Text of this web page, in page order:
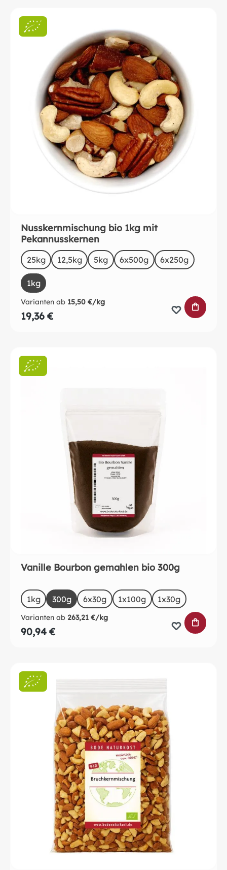
Nusskernmischung bio 1kg mit
Pekannusskernen
Sizeauswählen
25kg 12,5kg 5kg 6x500g 6x250g
1kg
Varianten ab 15,50 €/kg
19,36 €
IN DEN
Vanille Bourbon gemahlen bio 300g
Sizeauswählen
1kg 300g 6x30g 1x100g 1x30g
Varianten ab 263,21 €/kg
90,94 €
IN DEN